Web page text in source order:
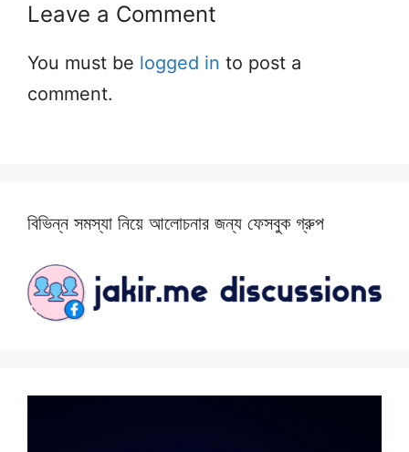
Leave a Comment
You must be logged in to post a
comment.
বিভিন্ন সমস্যা নিয়ে আলোচনার জন্য ফেসবুক গ্রুপ